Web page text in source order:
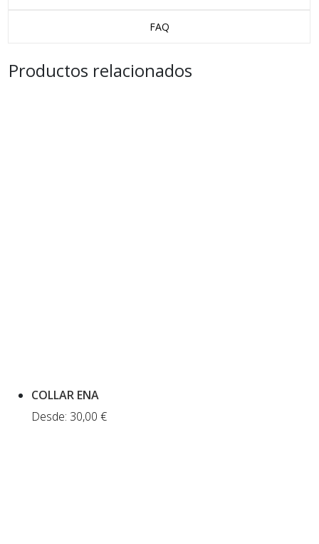
FAQ
Productos relacionados
COLLAR ENA
Desde: 30,00 €